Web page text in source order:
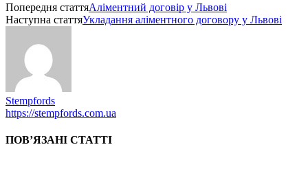
Попередня статтяАліментний договір у Львові
Наступна статтяУкладання аліментного договору у Львові
Stempfords
https://stempfords.com.ua
ПОВ’ЯЗАНІ СТАТТІ